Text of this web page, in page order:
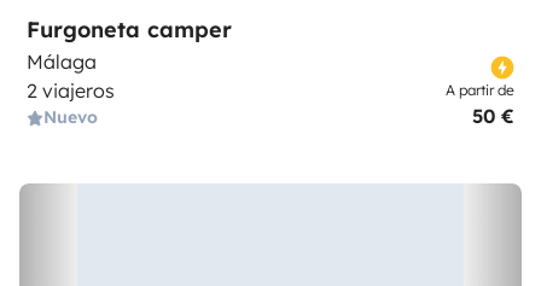
Furgoneta camper
Málaga
2 viajeros
Nuevo
A partir de
50 €